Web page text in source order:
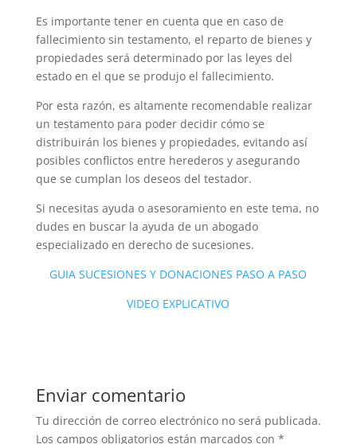
Es importante tener en cuenta que en caso de
fallecimiento sin testamento, el reparto de bienes y
propiedades será determinado por las leyes del
estado en el que se produjo el fallecimiento.
Por esta razón, es altamente recomendable realizar
un testamento para poder decidir cómo se
distribuirán los bienes y propiedades, evitando así
posibles conflictos entre herederos y asegurando
que se cumplan los deseos del testador.
Si necesitas ayuda o asesoramiento en este tema, no
dudes en buscar la ayuda de un abogado
especializado en derecho de sucesiones.
GUIA SUCESIONES Y DONACIONES PASO A PASO
VIDEO EXPLICATIVO
Enviar comentario
Tu dirección de correo electrónico no será publicada.
Los campos obligatorios están marcados con *